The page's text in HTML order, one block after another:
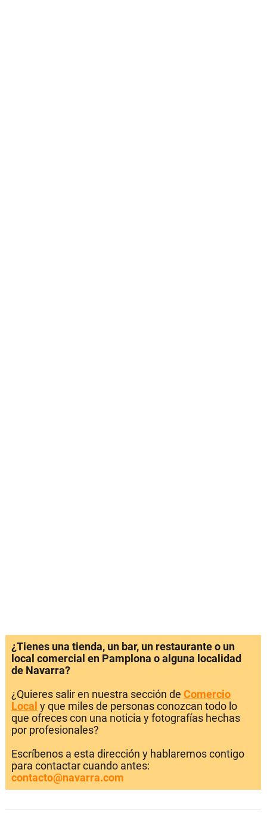
¿Tienes una tienda, un bar, un restaurante o un
local comercial en Pamplona o alguna localidad
de Navarra?
¿Quieres salir en nuestra sección de Comercio
Local y que miles de personas conozcan todo lo
que ofreces con una noticia y fotografías hechas
por profesionales?
Escríbenos a esta dirección y hablaremos contigo
para contactar cuando antes:
contacto@navarra.com